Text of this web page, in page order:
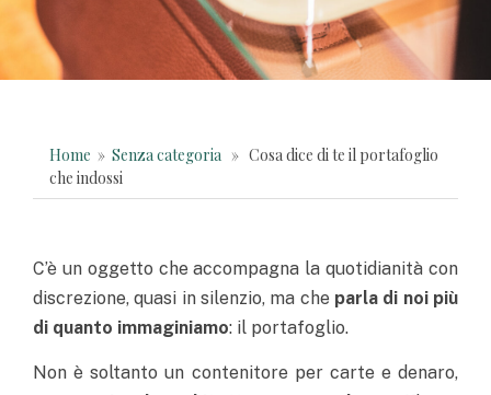
Home » Senza categoria » Cosa dice di te il portafoglio
che indossi
C’è un oggetto che accompagna la quotidianità con
discrezione, quasi in silenzio, ma che parla di noi più
di quanto immaginiamo: il portafoglio.
Non è soltanto un contenitore per carte e denaro,